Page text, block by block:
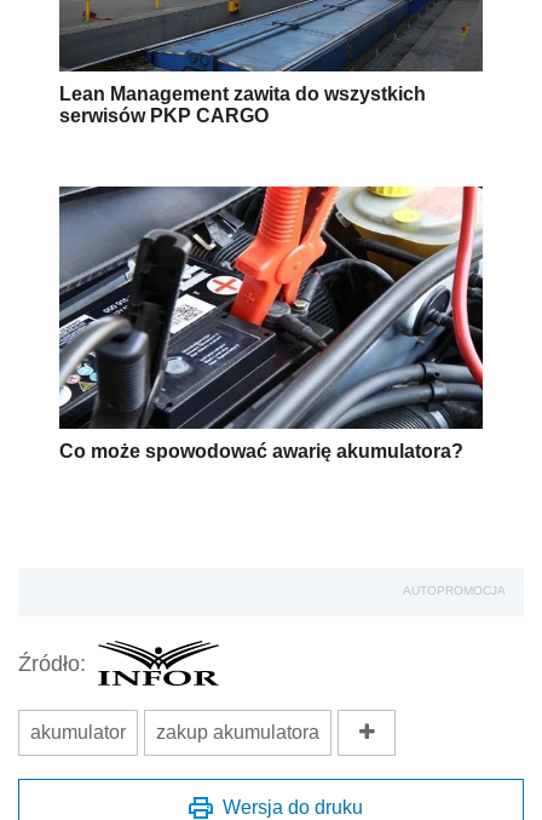
Lean Management zawita do wszystkich
serwisów PKP CARGO
Co może spowodować awarię akumulatora?
AUTOPROMOCJA
Źródło:
akumulator zakup akumulatora
Wersja do druku